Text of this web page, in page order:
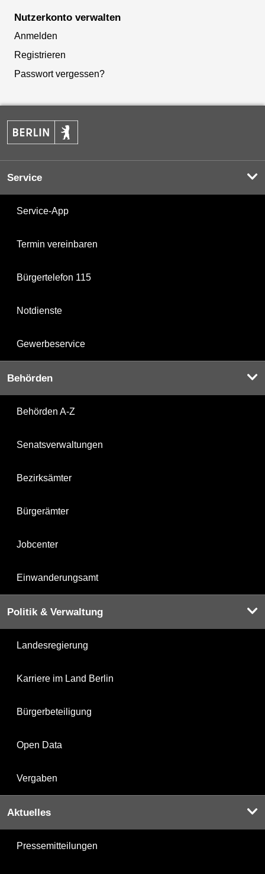
Nutzerkonto verwalten
Anmelden
Registrieren
Passwort vergessen?
Service
Service-App
Termin vereinbaren
Bürgertelefon 115
Notdienste
Gewerbeservice
Behörden
Behörden A-Z
Senatsverwaltungen
Bezirksämter
Bürgerämter
Jobcenter
Einwanderungsamt
Politik & Verwaltung
Landesregierung
Karriere im Land Berlin
Bürgerbeteiligung
Open Data
Vergaben
Aktuelles
Pressemitteilungen